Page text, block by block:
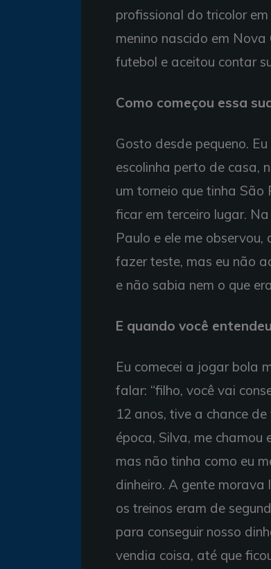
profissional do tricolor
menino nascido em
futebol e aceitou contar
Como começou essa
Gosto desde pequeno.
escolinha perto de casa,
um torneio que tinha São
ficar em terceiro lugar.
Paulo e ele me
fazer teste, mas eu não
e não sabia nem o que
E quando você
Eu comecei a jogar bola
falar: “filho, você vai
12 anos, tive a chance
época, Silva, me chamou
mas não tinha como eu
dinheiro. A gente morava
os treinos eram de
para conseguir nosso
vendia coisa, até que